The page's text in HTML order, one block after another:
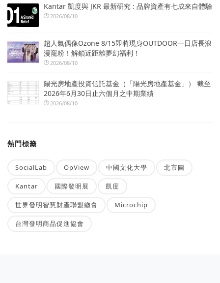
Kantar 凱度與 JKR 最新研究 : 品牌資產有七成來自體驗
2026/08/10
超人氣偶像Ozone 8/15即將現身OUTDOOR一日店長浪
漫寵粉！解鎖近距離夢幻福利！
2026/08/10
陽光房地產投資信託基金（「陽光房地產基金」） 截至
2026年6月30日止六個月之中期業績
2026/08/10
熱門標籤
SocialLab OpView 中國文化大學 北市圖
Kantar 國際發明展 凱度
世界發明智慧財產聯盟總會 Microchip
台灣發明商品促進協會